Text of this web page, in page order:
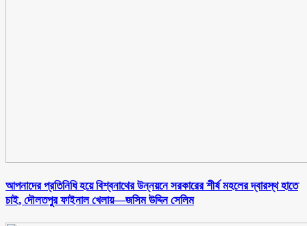
আপনাদের প্রতিনিধি হয়ে বিশ্বনাথের উন্নয়নে সরকারের শীর্ষ মহলের দ্বারস্থ হাতে
চাই, দৌলতপুর ফাইনাল খেলায়—জসিম উদ্দিন সেলিম